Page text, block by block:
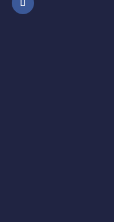
Facebook